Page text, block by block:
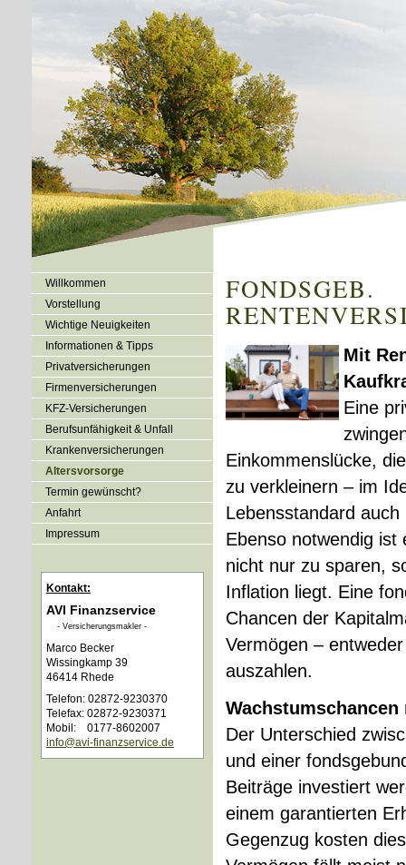
Willkommen
Vorstellung
Wichtige Neuigkeiten
Informationen & Tipps
Privatversicherungen
Firmenversicherungen
KFZ-Versicherungen
Berufsunfähigkeit & Unfall
Kranken­ver­si­che­rungen
Alters­vorsorge
Termin gewünscht?
Anfahrt
Impressum
Kontakt:
AVI Finanzservice
- Ver­sicherungs­makler -
Marco Becker
Wissingkamp 39
46414 Rhede
Telefon: 02872-9230370
Telefax: 02872-9230371
Mobil: 0177-8602007
info@avi-finanzservice.de
FONDSGEB.
Mit
Eine
Einkommenslücke,
zu verkleinern – im
Lebensstandard
Ebenso notwendig
nicht nur zu sparen,
Inflation liegt. Eine
Chancen der
Vermögen –
auszahlen.
Wachstumschancen
Der Unterschied
und einer
Beiträge investiert
einem garantierten
Gegenzug kosten